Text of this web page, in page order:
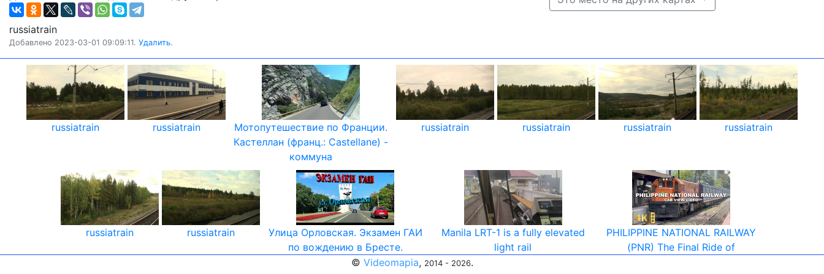
russiatrain
Добавлено 2023-03-01 09:09:11. Удалить.
russiatrain russiatrain
Мотопутешествие по Франции.
Кастеллан (франц.: Castellane) -
коммуна
russiatrain russiatrain russiatrain russiatrain
russiatrain russiatrain
Улица Орловская. Экзамен ГАИ
по вождению в Бресте.
Manila LRT-1 is a fully elevated
light rail
PHILIPPINE NATIONAL RAILWAY
(PNR) The Final Ride of
© Videomapia, 2014 - 2026.